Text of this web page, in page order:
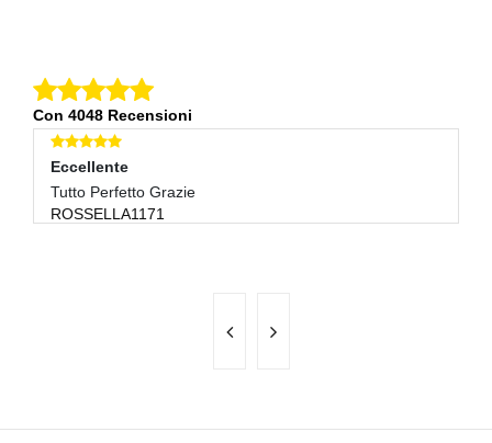
Con 4048 Recensioni
Eccellente
Tutto Perfetto Grazie
ROSSELLA1171